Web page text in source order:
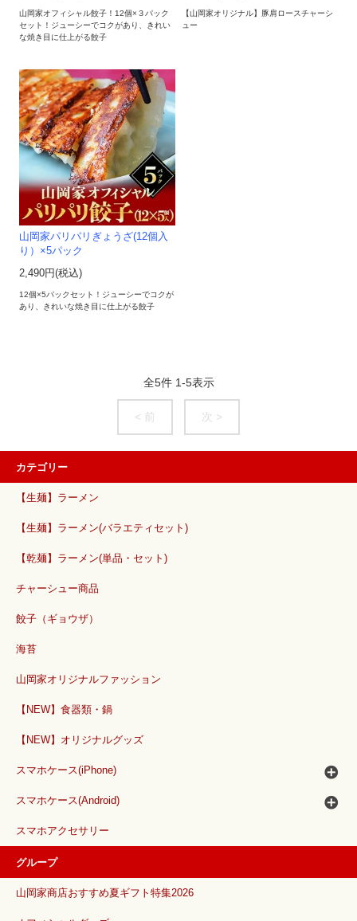
山岡家オフィシャル餃子！12個×３パック
セット！ジューシーでコクがあり、きれい
な焼き目に仕上がる餃子
【山岡家オリジナル】豚肩ロースチャーシ
ュー
山岡家パリパリぎょうざ(12個入
り）×5パック
2,490円(税込)
12個×5パックセット！ジューシーでコクが
あり、きれいな焼き目に仕上がる餃子
全5件 1-5表示
< 前 次 >
カテゴリー
【生麺】ラーメン
【生麺】ラーメン(バラエティセット)
【乾麺】ラーメン(単品・セット)
チャーシュー商品
餃子（ギョウザ）
海苔
山岡家オリジナルファッション
【NEW】食器類・鍋
【NEW】オリジナルグッズ
スマホケース(iPhone)
スマホケース(Android)
スマホアクセサリー
グループ
山岡家商店おすすめ夏ギフト特集2026